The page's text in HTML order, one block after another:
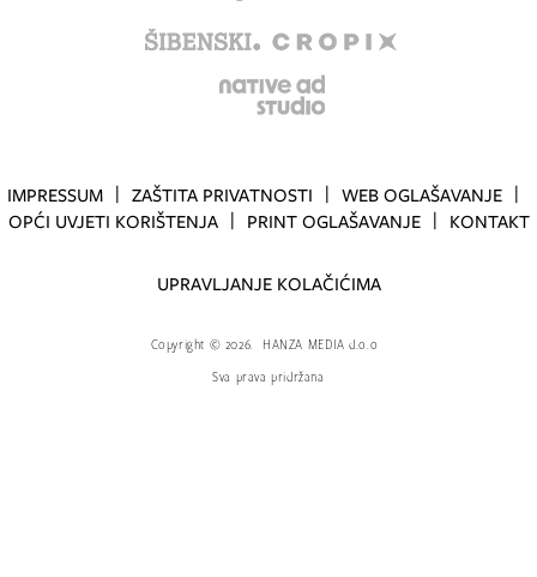
IMPRESSUM ZAŠTITA PRIVATNOSTI
WEB OGLAŠAVANJE
OPĆI UVJETI KORIŠTENJA
PRINT OGLAŠAVANJE KONTAKT
UPRAVLJANJE KOLAČIĆIMA
Copyright © 2026.
HANZA MEDIA d.o.o
Sva prava pridržana